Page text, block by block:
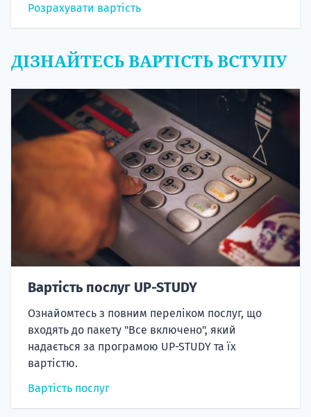
Розрахувати вартість
ДІЗНАЙТЕСЬ ВАРТІСТЬ ВСТУПУ
Вартість послуг UP-STUDY
Ознайомтесь з повним переліком послуг, що
входять до пакету "Все включено", який
надається за програмою UP-STUDY та їх
вартістю.
Вартість послуг